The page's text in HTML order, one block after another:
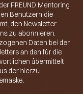
FREUND Mentoring
Benutzern die
den Newsletter
zu abonnieren.
Daten bei der
an den für die
übermittelt
der hierzu